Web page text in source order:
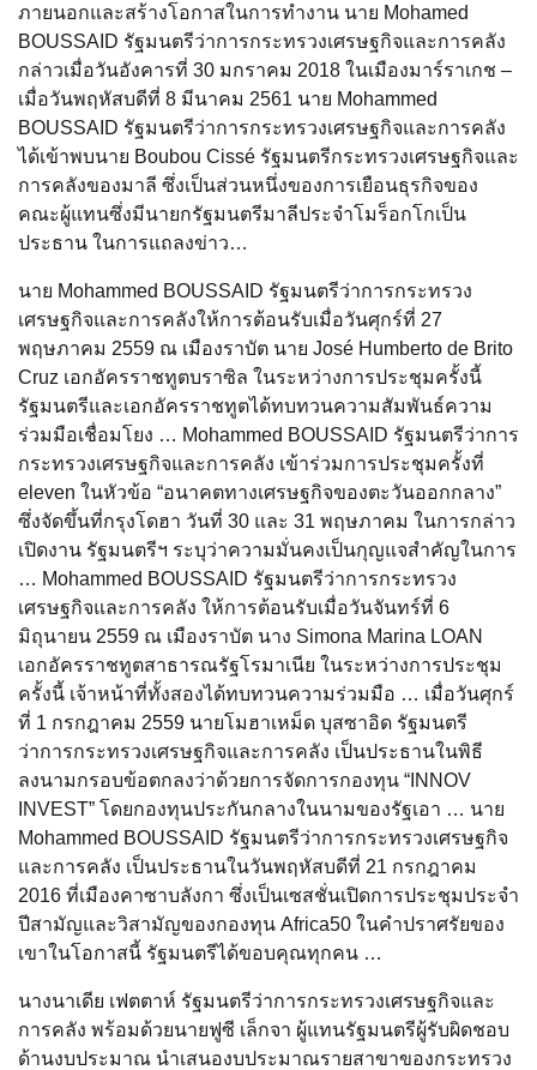
ภายนอกและสร้างโอกาสในการทำงาน นาย Mohamed
BOUSSAID รัฐมนตรีว่าการกระทรวงเศรษฐกิจและการคลัง
กล่าวเมื่อวันอังคารที่ 30 มกราคม 2018 ในเมืองมาร์ราเกช –
เมื่อวันพฤหัสบดีที่ 8 มีนาคม 2561 นาย Mohammed
BOUSSAID รัฐมนตรีว่าการกระทรวงเศรษฐกิจและการคลัง
ได้เข้าพบนาย Boubou Cissé รัฐมนตรีกระทรวงเศรษฐกิจและ
การคลังของมาลี ซึ่งเป็นส่วนหนึ่งของการเยือนธุรกิจของ
คณะผู้แทนซึ่งมีนายกรัฐมนตรีมาลีประจำโมร็อกโกเป็น
ประธาน ในการแถลงข่าว…
นาย Mohammed BOUSSAID รัฐมนตรีว่าการกระทรวง
เศรษฐกิจและการคลังให้การต้อนรับเมื่อวันศุกร์ที่ 27
พฤษภาคม 2559 ณ เมืองราบัต นาย José Humberto de Brito
Cruz เอกอัครราชทูตบราซิล ในระหว่างการประชุมครั้งนี้
รัฐมนตรีและเอกอัครราชทูตได้ทบทวนความสัมพันธ์ความ
ร่วมมือเชื่อมโยง … Mohammed BOUSSAID รัฐมนตรีว่าการ
กระทรวงเศรษฐกิจและการคลัง เข้าร่วมการประชุมครั้งที่
eleven ในหัวข้อ “อนาคตทางเศรษฐกิจของตะวันออกกลาง”
ซึ่งจัดขึ้นที่กรุงโดฮา วันที่ 30 และ 31 พฤษภาคม ในการกล่าว
เปิดงาน รัฐมนตรีฯ ระบุว่าความมั่นคงเป็นกุญแจสำคัญในการ
… Mohammed BOUSSAID รัฐมนตรีว่าการกระทรวง
เศรษฐกิจและการคลัง ให้การต้อนรับเมื่อวันจันทร์ที่ 6
มิถุนายน 2559 ณ เมืองราบัต นาง Simona Marina LOAN
เอกอัครราชทูตสาธารณรัฐโรมาเนีย ​ในระหว่างการประชุม
ครั้งนี้ เจ้าหน้าที่ทั้งสองได้ทบทวนความร่วมมือ … เมื่อวันศุกร์
ที่ 1 กรกฎาคม 2559 นายโมฮาเหม็ด บุสซาอิด รัฐมนตรี
ว่าการกระทรวงเศรษฐกิจและการคลัง เป็นประธานในพิธี
ลงนามกรอบข้อตกลงว่าด้วยการจัดการกองทุน “INNOV
INVEST” โดยกองทุนประกันกลางในนามของรัฐเอา … นาย
Mohammed BOUSSAID รัฐมนตรีว่าการกระทรวงเศรษฐกิจ
และการคลัง เป็นประธานในวันพฤหัสบดีที่ 21 กรกฎาคม
2016 ที่เมืองคาซาบลังกา ซึ่งเป็นเซสชั่นเปิดการประชุมประจำ
ปีสามัญและวิสามัญของกองทุน Africa50 ในคำปราศรัยของ
เขาในโอกาสนี้ รัฐมนตรีได้ขอบคุณทุกคน …
นางนาเดีย เฟตตาห์ รัฐมนตรีว่าการกระทรวงเศรษฐกิจและ
การคลัง พร้อมด้วยนายฟูซี เล็กจา ผู้แทนรัฐมนตรีผู้รับผิดชอบ
ด้านงบประมาณ นำเสนองบประมาณรายสาขาของกระทรวง